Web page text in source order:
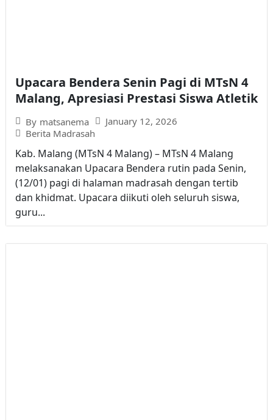
Upacara Bendera Senin Pagi di MTsN 4
Malang, Apresiasi Prestasi Siswa Atletik
By matsanema
January 12, 2026
Berita Madrasah
Kab. Malang (MTsN 4 Malang) – MTsN 4 Malang
melaksanakan Upacara Bendera rutin pada Senin,
(12/01) pagi di halaman madrasah dengan tertib
dan khidmat. Upacara diikuti oleh seluruh siswa,
guru...